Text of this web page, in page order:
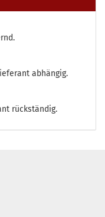
abhängig.
rückständig.